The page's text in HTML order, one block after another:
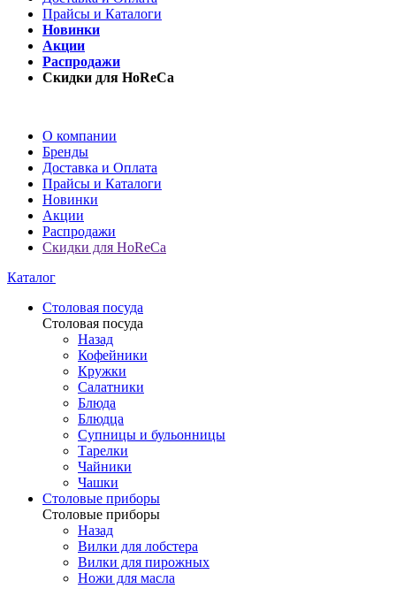
Прайсы и Каталоги
Новинки
Акции
Распродажи
Скидки для HoReCa
О компании
Бренды
Доставка и Оплата
Прайсы и Каталоги
Новинки
Акции
Распродажи
Скидки для HoReCa
Каталог
Столовая посуда
Столовая посуда
Назад
Кофейники
Кружки
Салатники
Блюда
Блюдца
Супницы и бульонницы
Тарелки
Чайники
Чашки
Cтоловые приборы
Cтоловые приборы
Назад
Вилки для лобстера
Вилки для пирожных
Ножи для масла